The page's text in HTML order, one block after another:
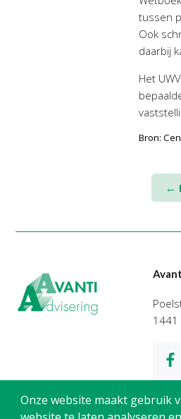
Onze website maakt gebruik
tussen
Ook
daarbij
Het
Bron:
←
1441